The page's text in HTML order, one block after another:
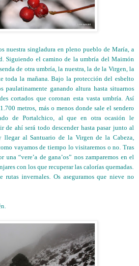
nuestra singladura en pleno pueblo de María, a
Siguiendo el camino de la umbría del Maimón
de otra umbría, la nuestra, la de la Virgen, la
toda la mañana. Bajo la protección del esbelto
paulatinamente ganando altura hasta situarnos
cortados que coronan esta vasta umbría. Así
metros, más o menos donde sale el sendero
de Portalchico, al que en otra ocasión le
de ahí será todo descender hasta pasar junto al
al Santuario de la Virgen de la Cabeza,
vayamos de tiempo lo visitaremos o no. Tras
“vere’a de gana’os” nos zamparemos en el
con los que recuperar las calorías quemadas.
rutas invernales. Os aseguramos que nieve no